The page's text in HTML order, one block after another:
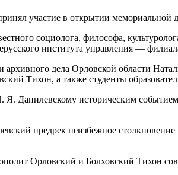
социолога, философа,
института управления —
дела Орловской области
Тихон, а также студенты
Данилевскому историческим
предрек неизбежное
Орловский и Болховский Тихон